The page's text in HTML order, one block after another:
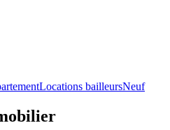
Locations bailleursNeuf